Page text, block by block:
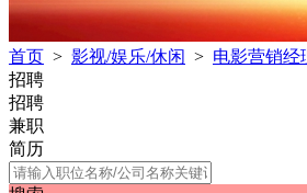
首页 > 影视/娱乐/休闲 > 电影营销经
招聘
招聘
兼职
简历